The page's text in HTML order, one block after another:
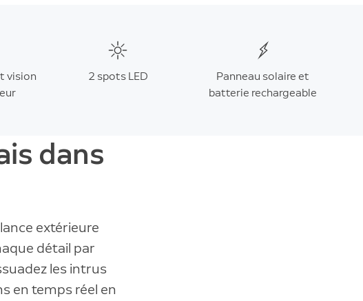
vision
2 spots LED
Panneau solaire et
batterie rechargeable
dans
extérieure
détail par
les intrus
en temps réel en